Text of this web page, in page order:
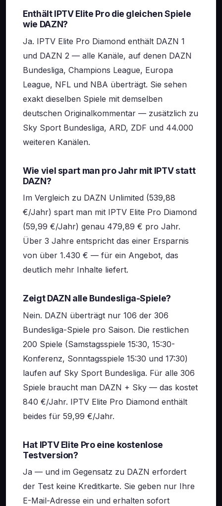
Enthält IPTV Elite Pro die gleichen Spiele
wie DAZN?
Ja. IPTV Elite Pro Diamond enthält DAZN 1
und DAZN 2 — alle Kanäle, auf denen DAZN
Bundesliga, Champions League, Europa
League, NFL und NBA überträgt. Sie sehen
exakt dieselben Spiele mit demselben
deutschen Originalkommentar — zusätzlich zu
Sky Sport Bundesliga, ARD, ZDF und 44.000
weiteren Kanälen.
Wie viel spart man pro Jahr mit IPTV statt
DAZN?
Im Vergleich zu DAZN Unlimited (539,88
€/Jahr) spart man mit IPTV Elite Pro Diamond
(59,99 €/Jahr) genau 479,89 € pro Jahr.
Über 3 Jahre entspricht das einer Ersparnis
von über 1.430 € — für ein Angebot, das
deutlich mehr Inhalte liefert.
Zeigt DAZN alle Bundesliga-Spiele?
Nein. DAZN überträgt nur 106 der 306
Bundesliga-Spiele pro Saison. Die restlichen
200 Spiele (Samstagsspiele 15:30, 15:30-
Konferenz, Sonntagsspiele 15:30 und 17:30)
laufen auf Sky Sport Bundesliga. Für alle 306
Spiele braucht man DAZN + Sky — das kostet
840 €/Jahr. IPTV Elite Pro Diamond enthält
beides für 59,99 €/Jahr.
Hat IPTV Elite Pro eine kostenlose
Testversion?
Ja — und im Gegensatz zu DAZN erfordert
der Test keine Kreditkarte. Sie geben nur Ihre
E-Mail-Adresse ein und erhalten sofort